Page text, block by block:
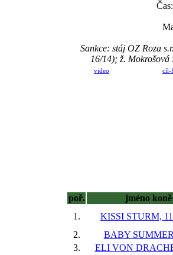
Čas:
Sankce: stáj OZ Roza
16/14); ž.
video cíl-
poř.
jméno koně
1.
KISSI STURM,
2.
BABY
3.
ELI VON